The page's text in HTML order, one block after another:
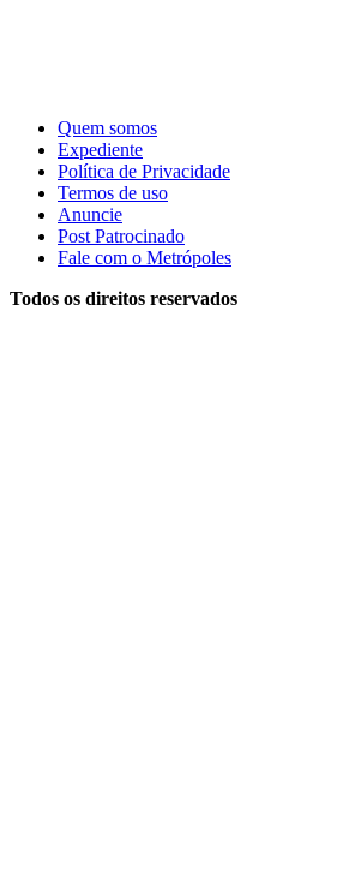
Quem somos
Expediente
Política de Privacidade
Termos de uso
Anuncie
Post Patrocinado
Fale com o Metrópoles
Todos os direitos reservados